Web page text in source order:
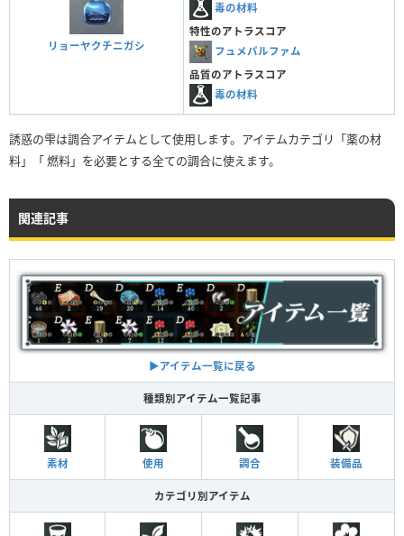
リョーヤクチニガシ
毒の材料
特性のアトラスコア
フュメパルファム
品質のアトラスコア
毒の材料
誘惑の雫は調合アイテムとして使用します。アイテムカテゴリ「薬の材
料」「 燃料」を必要とする全ての調合に使えます。
関連記事
▶︎アイテム一覧に戻る
種類別アイテム一覧記事
素材 使用 調合 装備品
カテゴリ別アイテム